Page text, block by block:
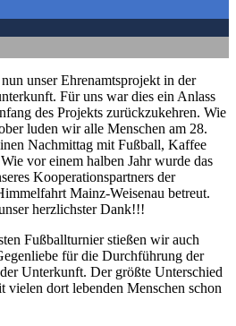
unser Ehrenamtsprojekt in der
Für uns war dies ein Anlass
des Projekts zurückzukehren. Wie
luden wir alle Menschen am 28.
Nachmittag mit Fußball, Kaffee
vor einem halben Jahr wurde das
Kooperationspartners der
Mainz-Weisenau betreut.
herzlichster Dank!!!
Fußballturnier stießen wir auch
für die Durchführung der
Unterkunft. Der größte Unterschied
vielen dort lebenden Menschen schon